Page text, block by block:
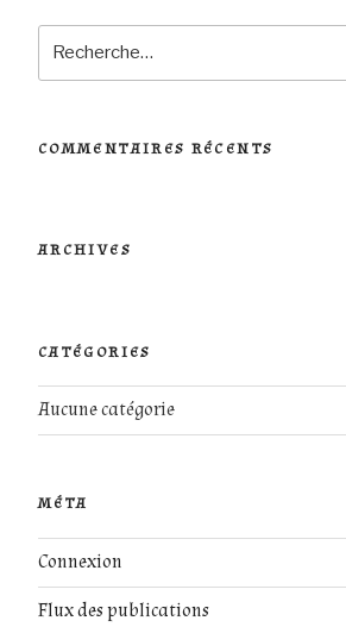
pour
COMMENTAIRES RÉCENTS
ARCHIVES
CATÉGORIES
Aucune catégorie
MÉTA
Connexion
Flux des publications